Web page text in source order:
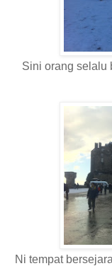
Sini orang selalu
Ni tempat